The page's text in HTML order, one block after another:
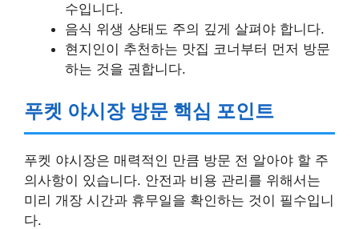
수입니다.
음식 위생 상태도 주의 깊게 살펴야 합니다.
현지인이 추천하는 맛집 코너부터 먼저 방문
하는 것을 권합니다.
푸켓 야시장 방문 핵심 포인트
푸켓 야시장은 매력적인 만큼 방문 전 알아야 할 주
의사항이 있습니다. 안전과 비용 관리를 위해서는
미리 개장 시간과 휴무일을 확인하는 것이 필수입니
다.